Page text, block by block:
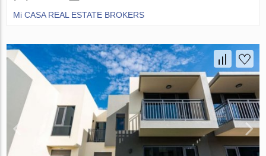
Mi CASA REAL ESTATE BROKERS